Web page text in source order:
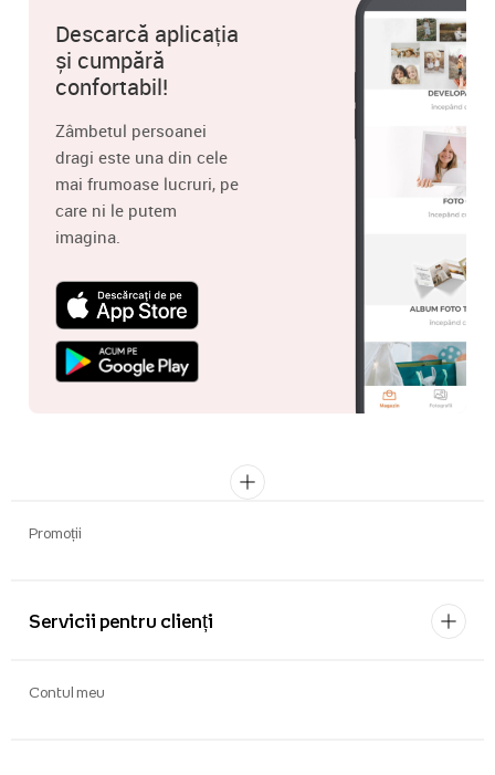
Descarcă aplicația
și cumpără
confortabil!
Zâmbetul persoanei
dragi este una din cele
mai frumoase lucruri, pe
care ni le putem
imagina.
Promoții
Servicii pentru clienți
Contul meu